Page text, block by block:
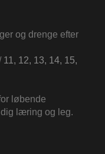
og drenge efter
11, 12, 13, 14, 15,
løbende
læring og leg.